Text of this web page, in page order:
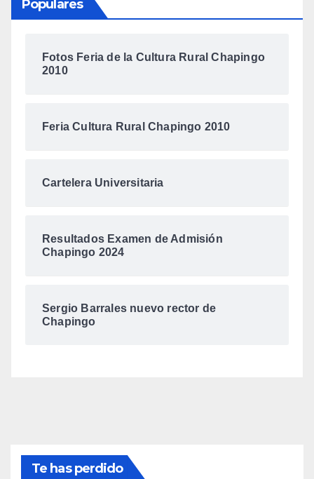
Populares
Fotos Feria de la Cultura Rural Chapingo
2010
Feria Cultura Rural Chapingo 2010
Cartelera Universitaria
Resultados Examen de Admisión
Chapingo 2024
Sergio Barrales nuevo rector de
Chapingo
Te has perdido